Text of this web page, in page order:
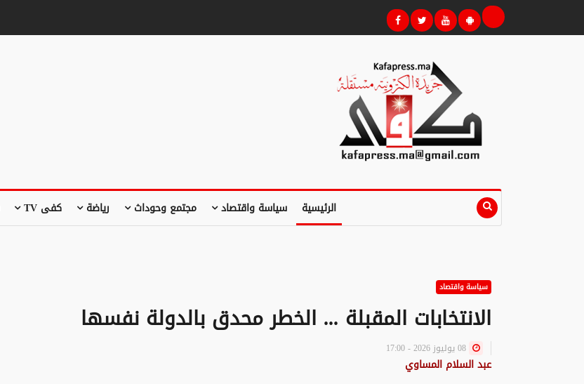
الرئيسية سياسة واقتصاد مجتمع وحوداث رياضة كفى TV
سياسة واقتصاد
الانتخابات المقبلة ... الخطر محدق بالدولة نفسها
عبد السلام المساوي